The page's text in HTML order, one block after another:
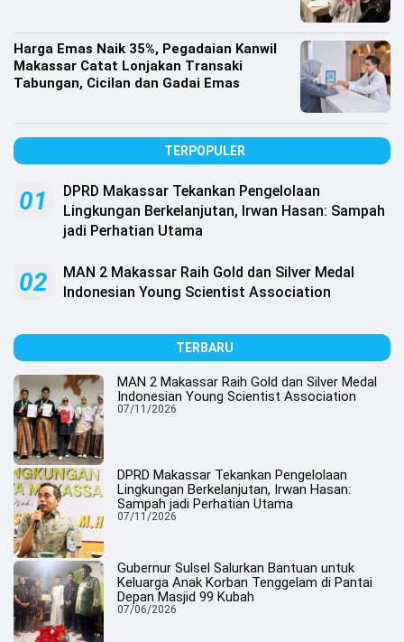
©
Copyright
Djournalist.com
Reserved
Harga Emas Naik 35%, Pegadaian Kanwil
Makassar Catat Lonjakan Transaki
Tabungan, Cicilan dan Gadai Emas
TERPOPULER
01
DPRD Makassar Tekankan Pengelolaan
Lingkungan Berkelanjutan, Irwan Hasan: Sampah
jadi Perhatian Utama
02
MAN 2 Makassar Raih Gold dan Silver Medal
Indonesian Young Scientist Association
TERBARU
MAN 2 Makassar Raih Gold dan Silver Medal
Indonesian Young Scientist Association
07/11/2026
DPRD Makassar Tekankan Pengelolaan
Lingkungan Berkelanjutan, Irwan Hasan:
Sampah jadi Perhatian Utama
07/11/2026
Gubernur Sulsel Salurkan Bantuan untuk
Keluarga Anak Korban Tenggelam di Pantai
Depan Masjid 99 Kubah
07/06/2026